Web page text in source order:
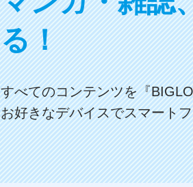
る！
すべてのコンテンツを『
お好きなデバイスでスマート